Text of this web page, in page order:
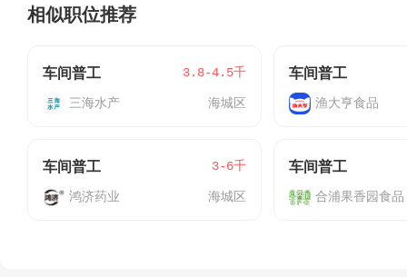
相似职位推荐
车间普工 3.8-4.5千
三海水产 海城区
车间普工
渔大亨食品
车间普工 3-6千
鸿济药业 海城区
车间普工
合浦果香园食品